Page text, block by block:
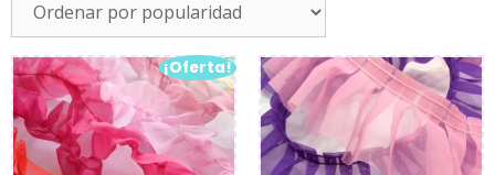
¡Oferta!